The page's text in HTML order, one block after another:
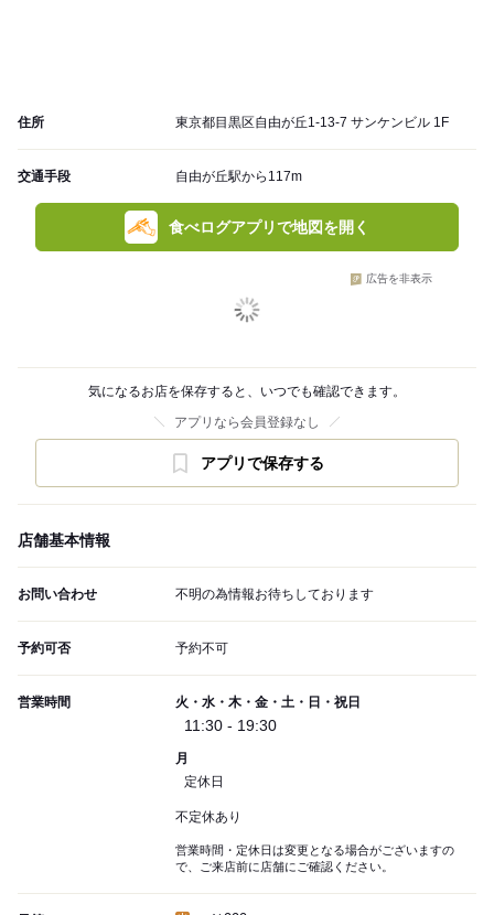
住所 東京都目黒区自由が丘1-13-7 サンケンビル 1F
交通手段 自由が丘駅から117m
食べログアプリで地図を開く
広告を非表示
気になるお店を保存すると、いつでも確認できます。
アプリなら会員登録なし
アプリで保存する
店舗基本情報
お問い合わせ 不明の為情報お待ちしております
予約可否 予約不可
営業時間 火・水・木・金・土・日・祝日
11:30 - 19:30
月
定休日
不定休あり
営業時間・定休日は変更となる場合がございますの
で、ご来店前に店舗にご確認ください。